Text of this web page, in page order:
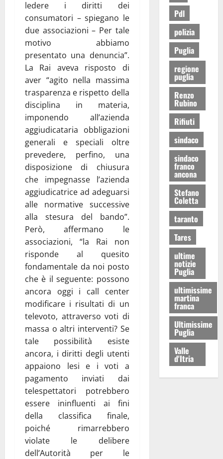
ledere i diritti dei
consumatori – spiegano le
due associazioni – Per tale
motivo abbiamo
presentato una denuncia”.
La Rai aveva risposto di
aver “agito nella massima
trasparenza e rispetto della
disciplina in materia,
imponendo all’azienda
aggiudicataria obbligazioni
generali e speciali oltre
prevedere, perfino, una
disposizione di chiusura
che impegnasse l’azienda
aggiudicatrice ad adeguarsi
alle normative successive
alla stesura del bando”.
Però, affermano le
associazioni, “la Rai non
risponde al quesito
fondamentale da noi posto
che è il seguente: possono
ancora oggi i call center
modificare i risultati di un
televoto, attraverso voti di
massa o altri interventi? Se
tale possibilità esiste
ancora, i diritti degli utenti
appaiono lesi e i voti a
pagamento inviati dai
telespettatori potrebbero
essere ininfluenti ai fini
della classifica finale,
poiché rimarrebbero
violate le delibere
dell’Autorità per le
Pdl
polizia
Puglia
regione
puglia
Renzo
Rubino
Rifiuti
sindaco
sindaco
franco
ancona
Stefano
Coletta
taranto
Tares
ultime
notizie
Puglia
ultimissime
martina
franca
Ultimissime
Puglia
Valle
d'Itria